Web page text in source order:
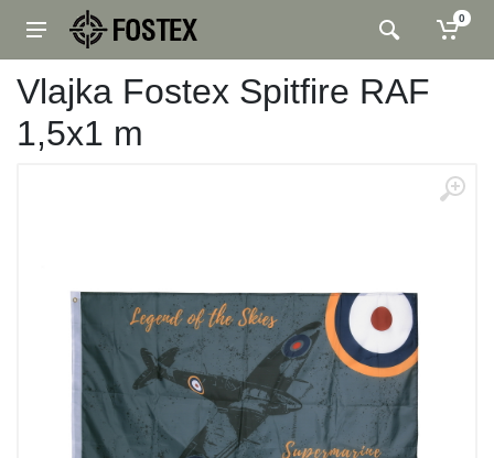
0
Vlajka Fostex Spitfire RAF
1,5x1 m